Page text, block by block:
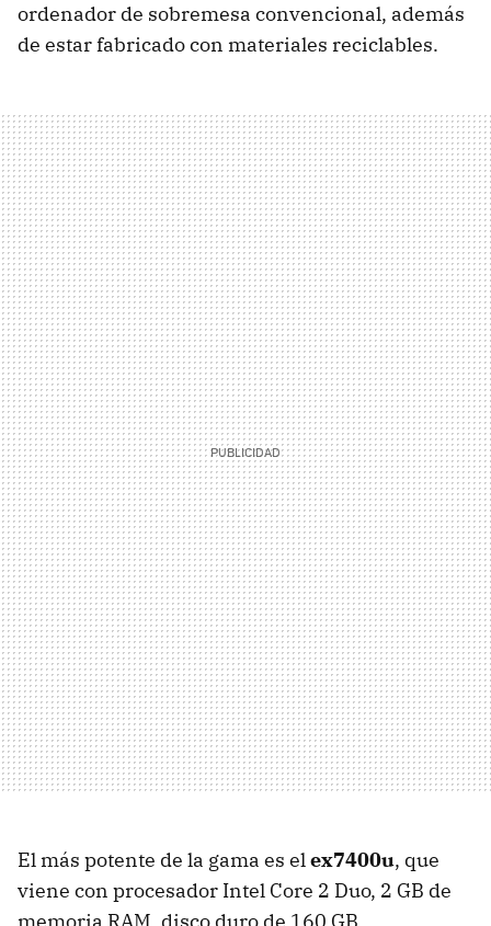
ordenador de sobremesa convencional, además
de estar fabricado con materiales reciclables.
El más potente de la gama es elex7400u, que
viene con procesador Intel Core 2 Duo, 2 GB de